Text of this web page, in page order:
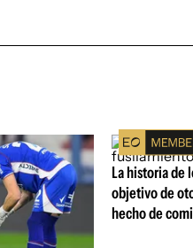
La historia de
objetivo de
hecho de